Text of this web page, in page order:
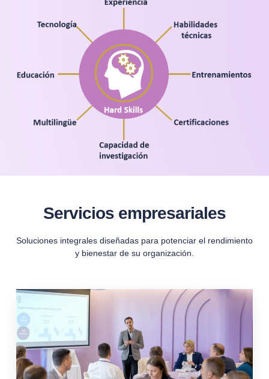
Servicios empresariales
Soluciones integrales diseñadas para potenciar el rendimiento
y bienestar de su organización.